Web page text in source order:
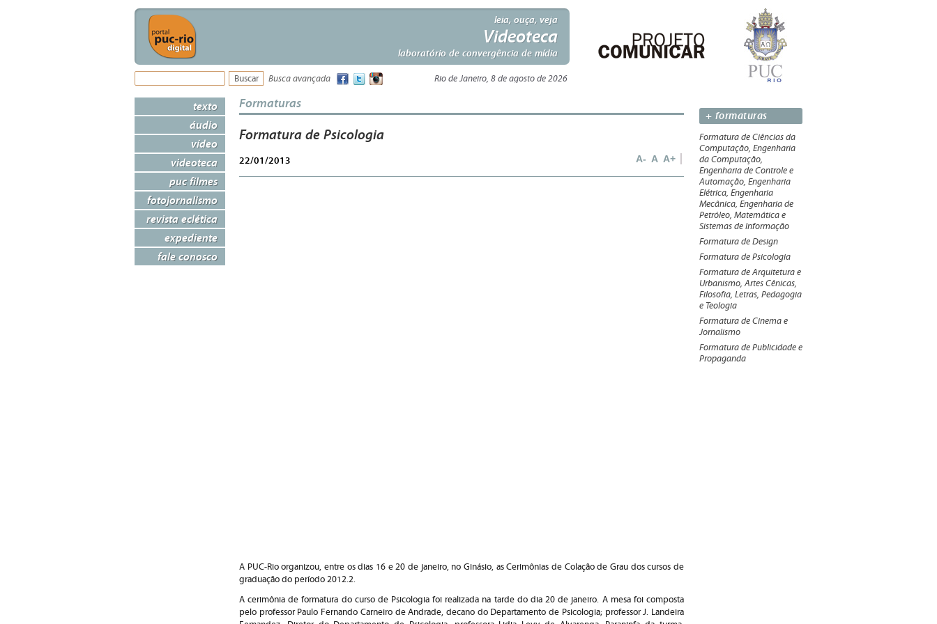
leia, ouça, veja
Videoteca
laboratório de convergência de mídia
Busca avançada Rio de Janeiro, 8 de agosto de 2026
texto
áudio
vídeo
videoteca
puc filmes
fotojornalismo
revista eclética
expediente
fale conosco
Formaturas
Formatura de Psicologia
22/01/2013 A- A A+
A PUC-Rio organizou, entre os dias 16 e 20 de janeiro, no Ginásio, as Cerimônias de Colação de Grau dos cursos de
graduação do período 2012.2.
A cerimônia de formatura do curso de Psicologia foi realizada na tarde do dia 20 de janeiro. A mesa foi composta
pelo professor Paulo Fernando Carneiro de Andrade, decano do Departamento de Psicologia; professor J. Landeira
+ formaturas
Formatura de Ciências da
Computação, Engenharia
da Computação,
Engenharia de Controle e
Automação, Engenharia
Elétrica, Engenharia
Mecânica, Engenharia de
Petróleo, Matemática e
Sistemas de Informação
Formatura de Design
Formatura de Psicologia
Formatura de Arquitetura e
Urbanismo, Artes Cênicas,
Filosofia, Letras, Pedagogia
e Teologia
Formatura de Cinema e
Jornalismo
Formatura de Publicidade e
Propaganda